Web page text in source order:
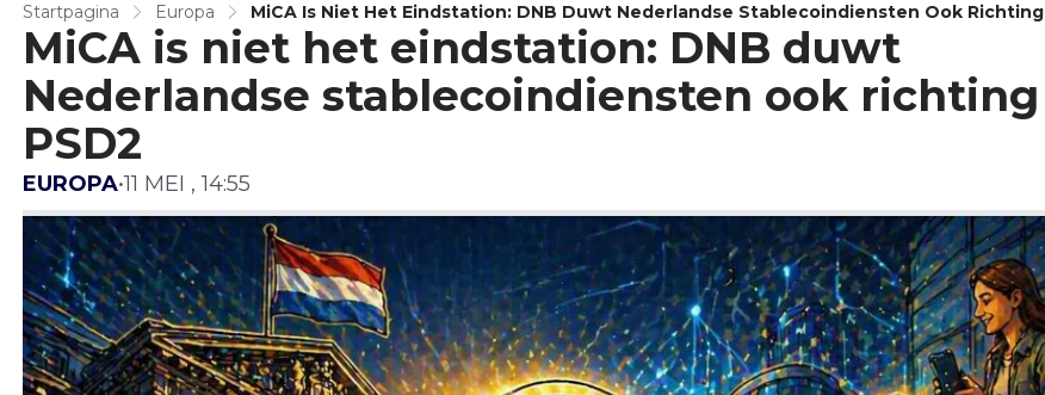
Startpagina Europa
MiCA Is Niet Het Eindstation: DNB Duwt Nederlandse Stablecoindiensten Ook Richting
PSD2
MiCA is niet het eindstation: DNB duwt
Nederlandse stablecoindiensten ook richting
PSD2
EUROPA•11 MEI , 14:55